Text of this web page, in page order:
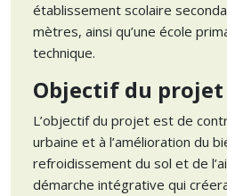
établissement scolaire
mètres, ainsi qu’une école
technique.
Objectif du projet
L’objectif du projet est de
urbaine et à l’amélioration du
refroidissement du sol et de
démarche intégrative qui